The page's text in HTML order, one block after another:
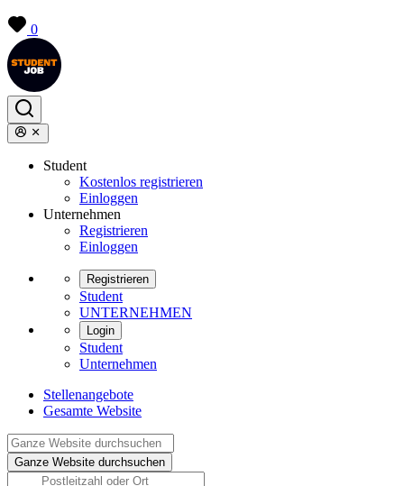
0
Student
Kostenlos registrieren
Einloggen
Unternehmen
Registrieren
Einloggen
Registrieren
Student
UNTERNEHMEN
Login
Student
Unternehmen
Stellenangebote
Gesamte Website